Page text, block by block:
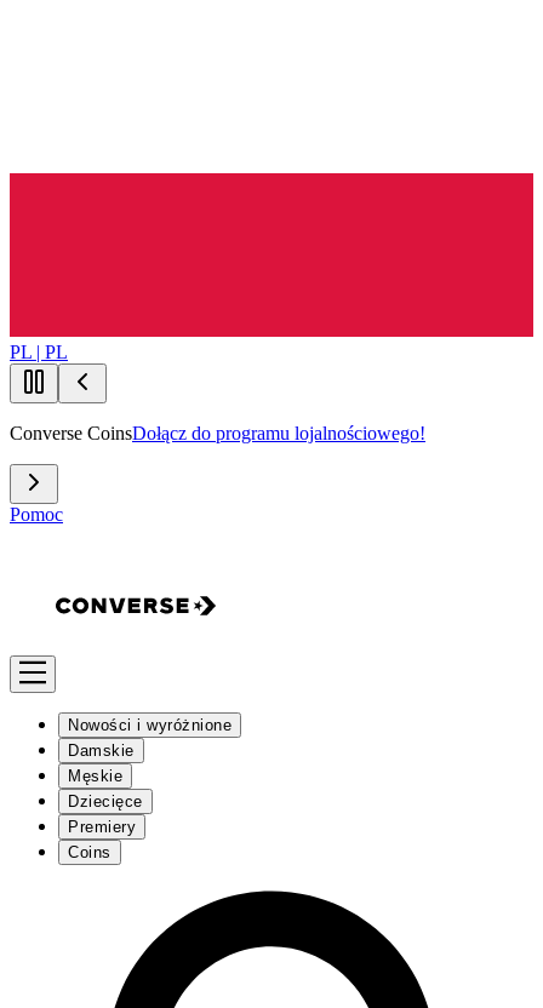
PL | PL
Converse CoinsDołącz do programu lojalnościowego!
Pomoc
Nowości i wyróżnione
Damskie
Męskie
Dziecięce
Premiery
Coins